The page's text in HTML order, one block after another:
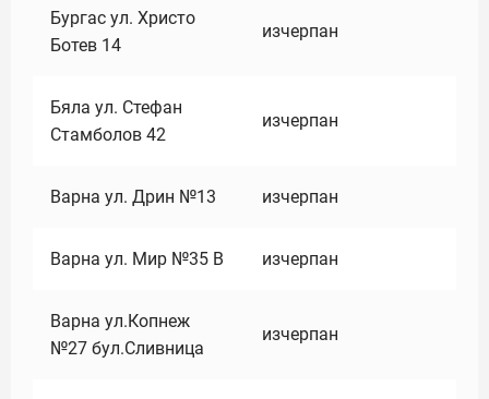
Бургас ул. Христо
Ботев 14
изчерпан
Бяла ул. Стефан
Стамболов 42
изчерпан
Варна ул. Дрин №13 изчерпан
Варна ул. Мир №35 В изчерпан
Варна ул.Копнеж
№27 бул.Сливница
изчерпан